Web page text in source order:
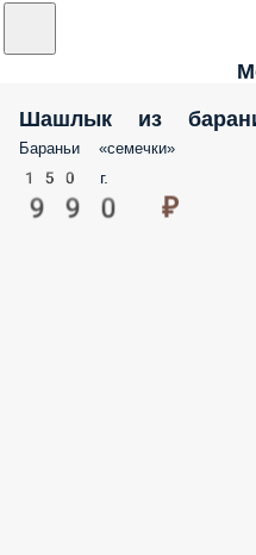
Шашлык из
Бараньи «семечки»
150 г.
990 ₽